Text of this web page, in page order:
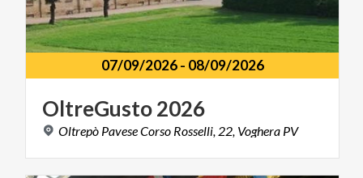
07/09/2026- 08/09/2026
OltreGusto2026
Oltrepò PaveseCorso Rosselli, 22, Voghera PV